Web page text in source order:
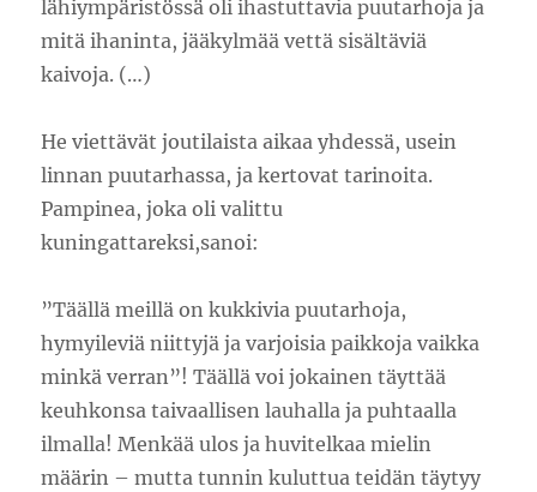
lähiympäristössä oli ihastuttavia puutarhoja ja
mitä ihaninta, jääkylmää vettä sisältäviä
kaivoja. (…)
He viettävät joutilaista aikaa yhdessä, usein
linnan puutarhassa, ja kertovat tarinoita.
Pampinea, joka oli valittu
kuningattareksi,sanoi:
”Täällä meillä on kukkivia puutarhoja,
hymyileviä niittyjä ja varjoisia paikkoja vaikka
minkä verran”! Täällä voi jokainen täyttää
keuhkonsa taivaallisen lauhalla ja puhtaalla
ilmalla! Menkää ulos ja huvitelkaa mielin
määrin – mutta tunnin kuluttua teidän täytyy